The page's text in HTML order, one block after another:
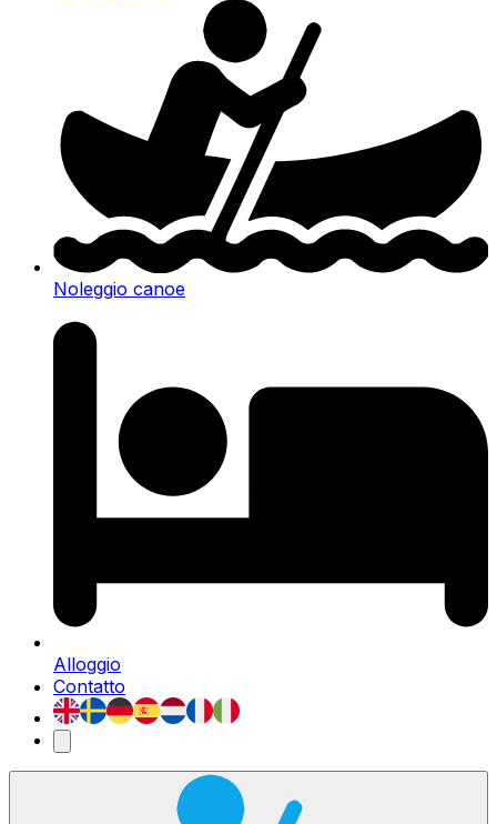
Noleggio canoe
Alloggio
Contatto